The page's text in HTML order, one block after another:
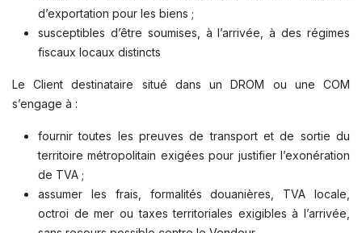
d’exportation pour les biens ;
susceptibles d’être soumises, à l’arrivée, à des régimes
fiscaux locaux distincts
Le Client destinataire situé dans un DROM ou une COM
s’engage à :
fournir toutes les preuves de transport et de sortie du
territoire métropolitain exigées pour justifier l’exonération
de TVA ;
assumer les frais, formalités douanières, TVA locale,
octroi de mer ou taxes territoriales exigibles à l’arrivée,